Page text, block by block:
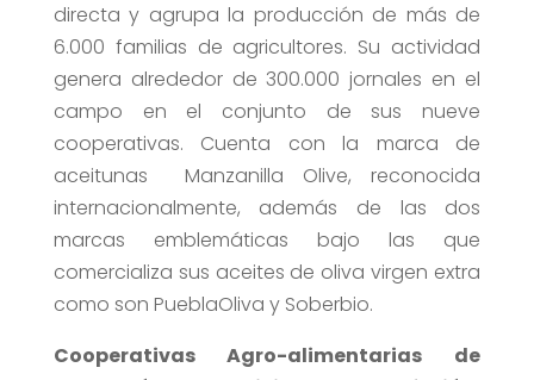
directa y agrupa la producción de más de
6.000 familias de agricultores. Su actividad
genera alrededor de 300.000 jornales en el
campo en el conjunto de sus nueve
cooperativas. Cuenta con la marca de
aceitunas Manzanilla Olive, reconocida
internacionalmente, además de las dos
marcas emblemáticas bajo las que
comercializa sus aceites de oliva virgen extra
como son PueblaOliva y Soberbio.
Cooperativas Agro-alimentarias de